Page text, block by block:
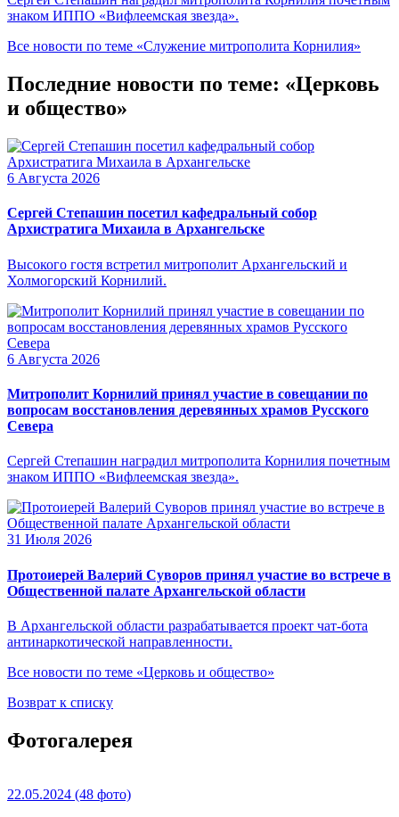
знаком ИППО «Вифлеемская звезда».
Все новости по теме «Служение митрополита Корнилия»
Последние новости по теме: «Церковь
и общество»
6 Августа 2026
Сергей Степашин посетил кафедральный собор
Архистратига Михаила в Архангельске
Высокого гостя встретил митрополит Архангельский и
Холмогорский Корнилий.
6 Августа 2026
Митрополит Корнилий принял участие в совещании по
вопросам восстановления деревянных храмов Русского
Севера
Сергей Степашин наградил митрополита Корнилия почетным
знаком ИППО «Вифлеемская звезда».
31 Июля 2026
Протоиерей Валерий Суворов принял участие во встрече в
Общественной палате Архангельской области
В Архангельской области разрабатывается проект чат-бота
антинаркотической направленности.
Все новости по теме «Церковь и общество»
Возврат к списку
Фотогалерея
22.05.2024 (48 фото)